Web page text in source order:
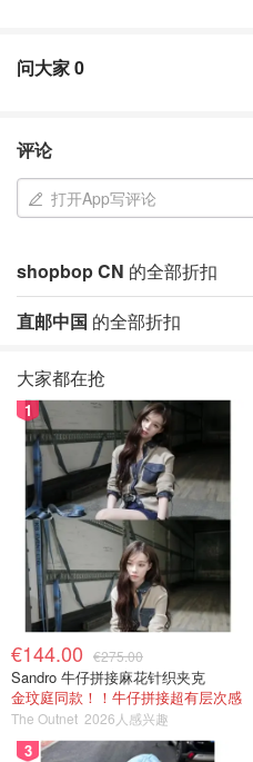
问大家0
评论
打开App写评论
shopbop CN 的全部折扣
直邮中国 的全部折扣
大家都在抢
1
€144.00 €275.00
Sandro 牛仔拼接麻花针织夹克
金玟庭同款！！牛仔拼接超有层次感
The Outnet 2026人感兴趣
3